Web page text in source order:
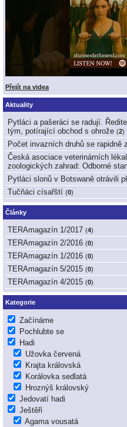
Přejít na videa
Aktuality
Pytláci a pašeráci se radují.
tým, potírající obchod s ohrože (2)
Počet invazních druhů se rapidně
Česká asociace veterinárních
zoologických zahrad: Odborné
Pytláci slonů v Botswaně otrávili
Tučňáci císařští (0)
Články
TERAmagazín 1/2017 (4)
TERAmagazín 2/2016 (0)
TERAmagazín 1/2016 (0)
TERAmagazín 5/2015 (0)
TERAmagazín 4/2015 (0)
Kategorie
Začínáme
Pochlubte se
Hadi
Užovka červená
Krajta královská
Korálovka sedlatá
Hroznýš královský
Jedovatí hadi
Ještěři
Agama vousatá